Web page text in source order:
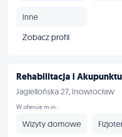
Inne
Zobacz profil
Rehabilitacja i
Jagiellońska 27, Inowrocław
W ofercie m.in.:
Wizyty domowe